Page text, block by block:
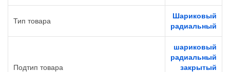
Тип товара
Шариковый
радиальный
Подтип товара
шариковый
радиальный
закрытый